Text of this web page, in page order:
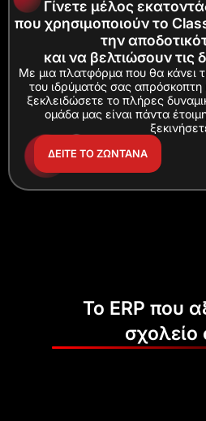
Γίνετε μέλος
που χρησιμοποιούν το
την
και να βελτιώσουν τις
Με μια πλατφόρμα που θα κάνει
του ιδρύματός σας απρόσκοπτη
ξεκλειδώσετε το πλήρες
ομάδα μας είναι πάντα
ΔΕΙΤΕ ΤΟ ΖΩΝΤΑΝΑ
Το ERP που
σχολείο